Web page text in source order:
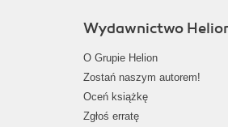
Wydawnictwo
O Grupie Helion
Zostań naszym autorem!
Oceń książkę
Zgłoś erratę